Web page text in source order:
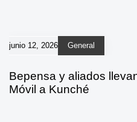
junio 12, 2026 General
Bepensa y aliados
Móvil a Kunché